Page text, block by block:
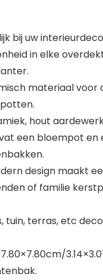
bij uw
in elke
materiaal voor
hout
een bloempot en
design maakt
of familie
tuin, terras, etc